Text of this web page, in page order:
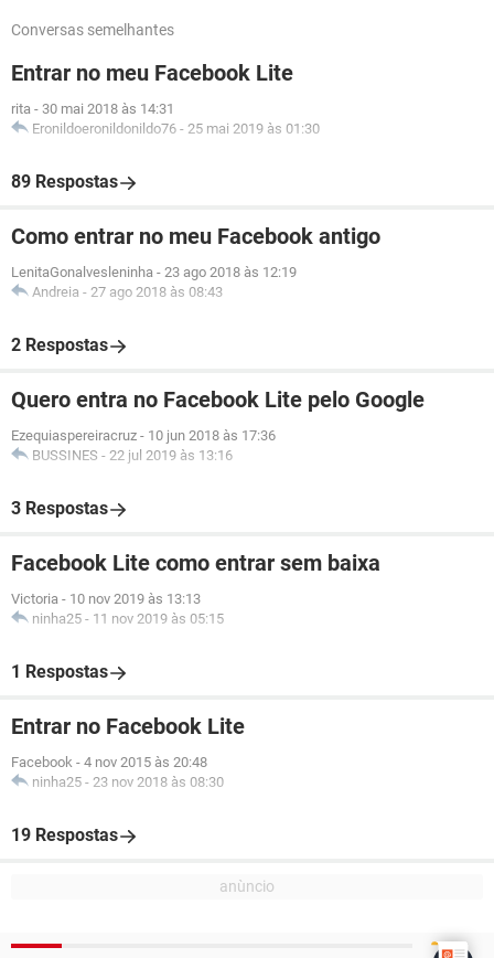
Conversas semelhantes
Entrar no meu Facebook Lite
rita - 30 mai 2018 às 14:31
Eronildoeronildonildo76 - 25 mai 2019 às 01:30
89 Respostas
Como entrar no meu Facebook antigo
LenitaGonalvesleninha - 23 ago 2018 às 12:19
Andreia - 27 ago 2018 às 08:43
2 Respostas
Quero entra no Facebook Lite pelo Google
Ezequiaspereiracruz - 10 jun 2018 às 17:36
BUSSINES - 22 jul 2019 às 13:16
3 Respostas
Facebook Lite como entrar sem baixa
Victoria - 10 nov 2019 às 13:13
ninha25 - 11 nov 2019 às 05:15
1 Respostas
Entrar no Facebook Lite
Facebook - 4 nov 2015 às 20:48
ninha25 - 23 nov 2018 às 08:30
19 Respostas